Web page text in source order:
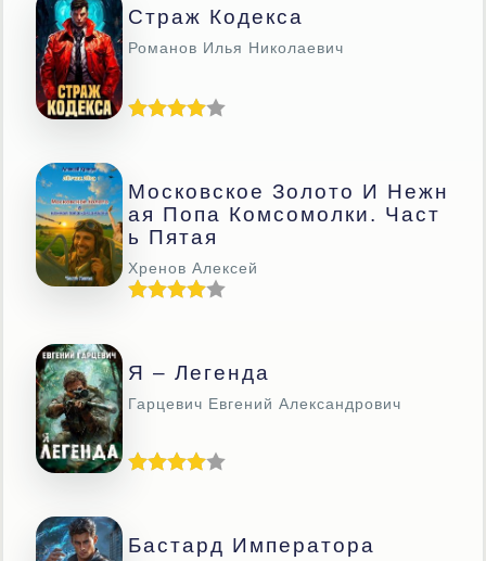
Страж Кодекса
Романов Илья Николаевич
Московское Золото И Нежн
Ая Попа Комсомолки. Част
Ь Пятая
Хренов Алексей
Я – Легенда
Гарцевич Евгений Александрович
Бастард Императора